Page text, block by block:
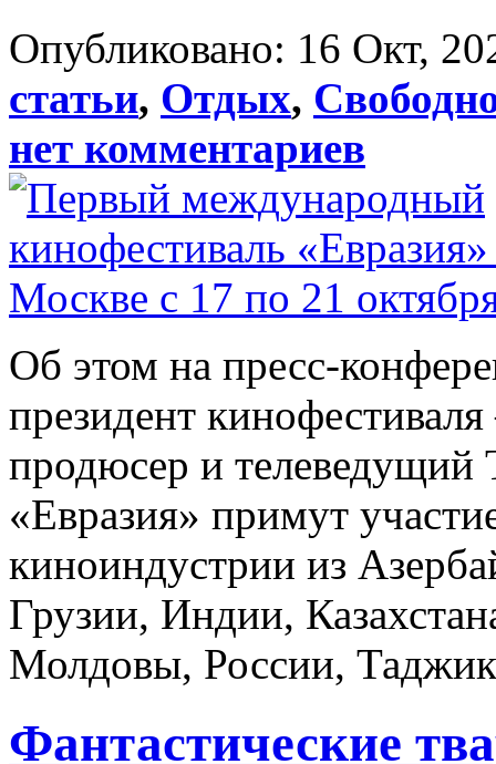
Опубликовано: 16 Окт,
статьи, Отдых,
нет комментариев
Об этом на пресс-
президент
продюсер и телеведущий
«Евразия» примут
киноиндустрии из
Грузии, Индии,
Молдовы, России,
Фантастические